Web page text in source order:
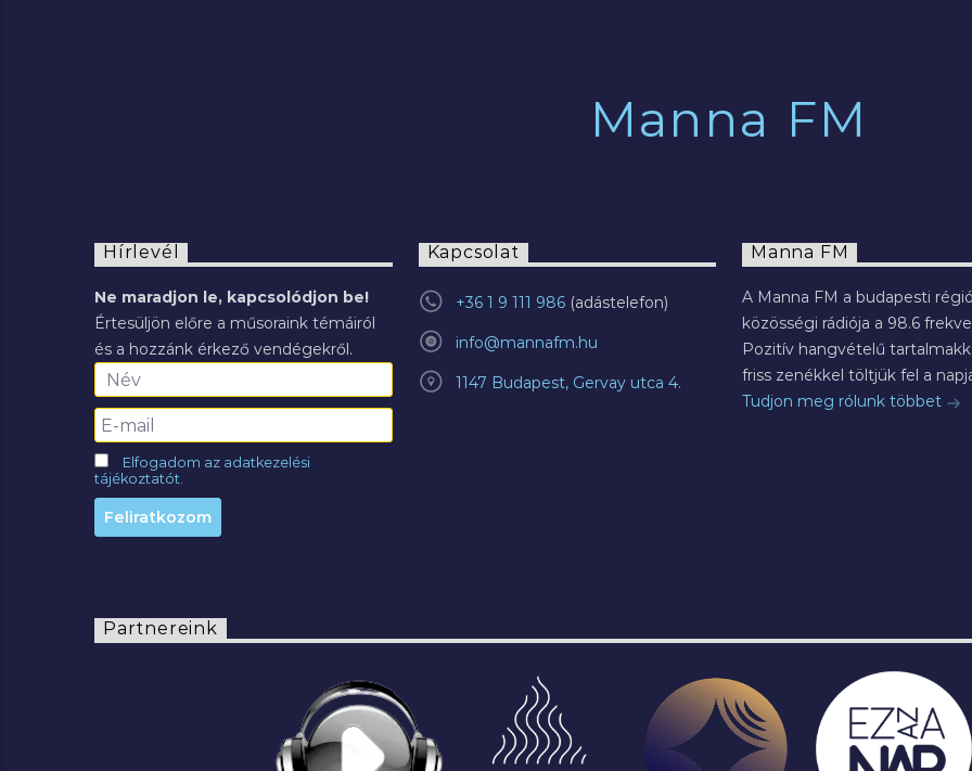
Manna FM
Hírlevél
Ne maradjon le, kapcsolódjon be!
Értesüljön előre a műsoraink témáiról
és a hozzánk érkező vendégekről.
Elfogadom az adatkezelési
tájékoztatót.
Kapcsolat
+36 1 9 111 986
info@mannafm.hu
1147 Budapest, Gervay utca 4.
Manna FM
A Manna FM a budapesti
közösségi rádiója a 98.6
Pozitív hangvételű
friss zenékkel töltjük fel a
Tudjon meg rólunk többet
Partnereink